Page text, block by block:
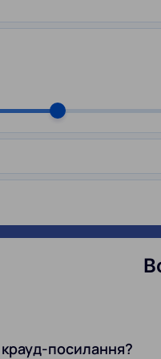
pcs
want to select Nofollow
quantity, pcs
pcs
посилання?